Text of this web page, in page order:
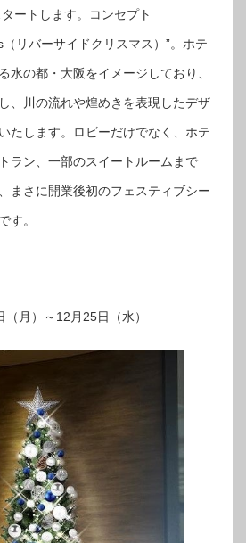
ートします。コンセプト
リバーサイドクリスマス）”。ホテ
水の都・大阪をイメージしており、
、川の流れや煌めきを表現したデザ
たします。ロビーだけでなく、ホテ
ラン、一部のスイートルームまで
まさに開業後初のフェスティブシー
す。
月）～12月25日（水）